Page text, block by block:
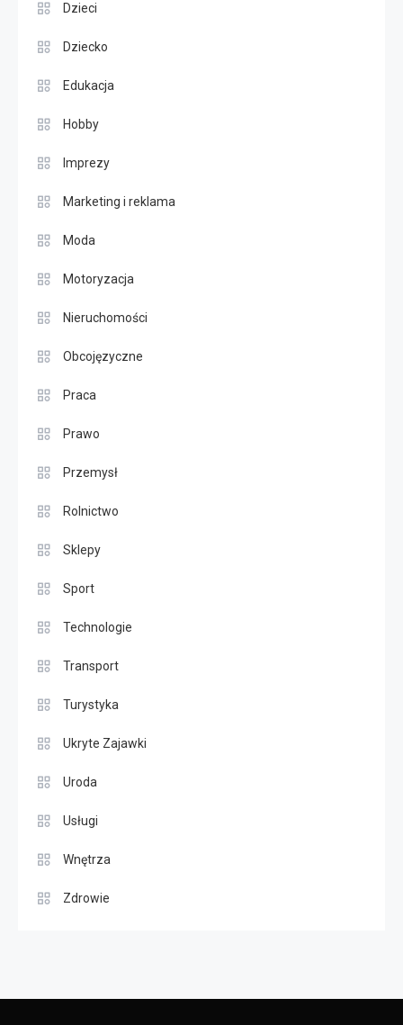
Dzieci
Dziecko
Edukacja
Hobby
Imprezy
Marketing i reklama
Moda
Motoryzacja
Nieruchomości
Obcojęzyczne
Praca
Prawo
Przemysł
Rolnictwo
Sklepy
Sport
Technologie
Transport
Turystyka
Ukryte Zajawki
Uroda
Usługi
Wnętrza
Zdrowie